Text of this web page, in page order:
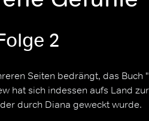
2
Seiten bedrängt, das Buch
hat sich indessen aufs Land
durch Diana geweckt wurde.